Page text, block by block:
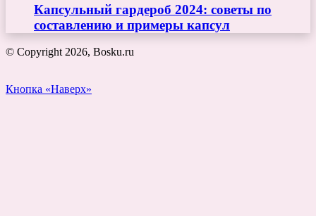
Капсульный гардероб 2024: советы по
составлению и примеры капсул
© Copyright 2026, Bosku.ru
Кнопка «Наверх»